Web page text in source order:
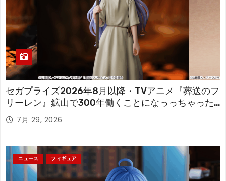
セガプライズ2026年8月以降・TVアニメ『葬送のフ
リーレン』鉱山で300年働くことになっっちゃった
「フリーレン」を立体化！
7月 29, 2026
ニュース フィギュア